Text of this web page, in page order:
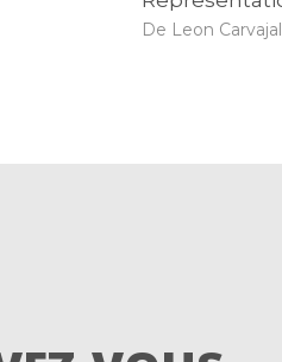
De Leon